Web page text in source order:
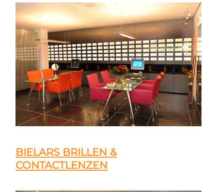
BIELARS BRILLEN &
CONTACTLENZEN